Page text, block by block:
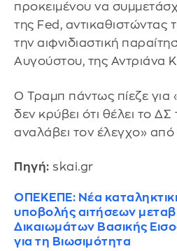
προκειμένου να
της Fed, αντικαθιστώντας
την αιφνιδιαστική
Αυγούστου, της Αντριάνα
​Ο Τραμπ πάντως πίεζε για
δεν κρύβει ότι θέλει το ΔΣ
αναλάβει τον έλεγχο»
Πηγή: skai.gr
ΟΠΕΚΕΠΕ: Νέα
υποβολής αιτήσεων
Δικαιωμάτων Βασικής
για τη Βιωσιμότητα